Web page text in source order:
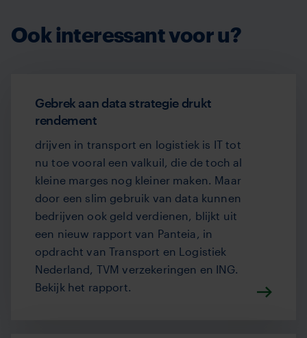
Ook interessant voor u?
Gebrek aan data strategie drukt
rendement
drijven in transport en logistiek is IT tot
nu toe vooral een valkuil, die de toch al
kleine marges nog kleiner maken. Maar
door een slim gebruik van data kunnen
bedrijven ook geld verdienen, blijkt uit
een nieuw rapport van Panteia, in
opdracht van Transport en Logistiek
Nederland, TVM verzekeringen en ING.
Bekijk het rapport.